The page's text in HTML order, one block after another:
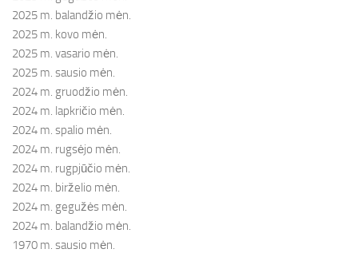
2025 m. balandžio mėn.
2025 m. kovo mėn.
2025 m. vasario mėn.
2025 m. sausio mėn.
2024 m. gruodžio mėn.
2024 m. lapkričio mėn.
2024 m. spalio mėn.
2024 m. rugsėjo mėn.
2024 m. rugpjūčio mėn.
2024 m. birželio mėn.
2024 m. gegužės mėn.
2024 m. balandžio mėn.
1970 m. sausio mėn.